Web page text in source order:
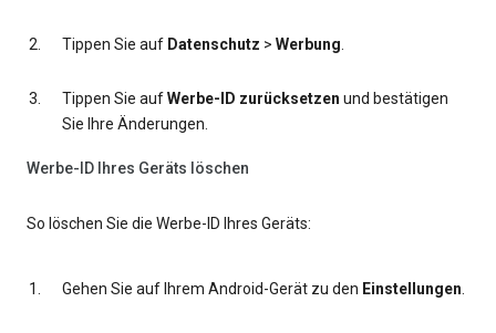
Tippen Sie auf Datenschutz > Werbung.
Tippen Sie aufWerbe-ID zurücksetzen und bestätigen
Sie Ihre Änderungen.
Werbe-ID Ihres Geräts löschen
So löschen Sie die Werbe-ID Ihres Geräts:
Gehen Sie auf Ihrem Android-Gerät zu den Einstellungen.